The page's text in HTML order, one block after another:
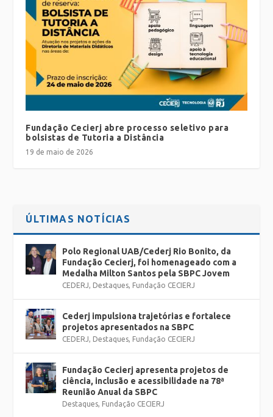
Fundação Cecierj abre processo seletivo para
bolsistas de Tutoria a Distância
19 de maio de 2026
ÚLTIMAS NOTÍCIAS
Polo Regional UAB/Cederj Rio Bonito, da
Fundação Cecierj, foi homenageado com a
Medalha Milton Santos pela SBPC Jovem
CEDERJ, Destaques, Fundação CECIERJ
Cederj impulsiona trajetórias e fortalece
projetos apresentados na SBPC
CEDERJ, Destaques, Fundação CECIERJ
Fundação Cecierj apresenta projetos de
ciência, inclusão e acessibilidade na 78ª
Reunião Anual da SBPC
Destaques, Fundação CECIERJ